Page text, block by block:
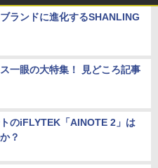
ランドに進化するSHANLING
一眼の大特集！ 見どころ記事
のiFLYTEK「AINOTE 2」は
？